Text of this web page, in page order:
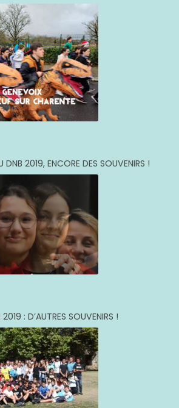
DNB 2019, ENCORE DES SOUVENIRS !
: D’AUTRES SOUVENIRS !